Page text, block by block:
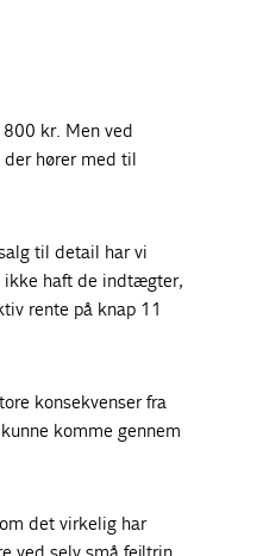
kr. Men ved
der hører med til
til detail har vi
ikke haft de indtægter,
rente på knap 11
konsekvenser fra
komme gennem
det virkelig har